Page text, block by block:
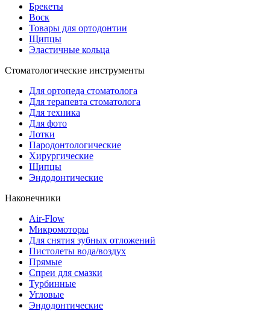
Брекеты
Воск
Товары для ортодонтии
Щипцы
Эластичные кольца
Стоматологические инструменты
Для ортопеда стоматолога
Для терапевта стоматолога
Для техника
Для фото
Лотки
Пародонтологические
Хирургические
Щипцы
Эндодонтические
Наконечники
Air-Flow
Микромоторы
Для снятия зубных отложений
Пистолеты вода/воздух
Прямые
Спреи для смазки
Турбинные
Угловые
Эндодонтические